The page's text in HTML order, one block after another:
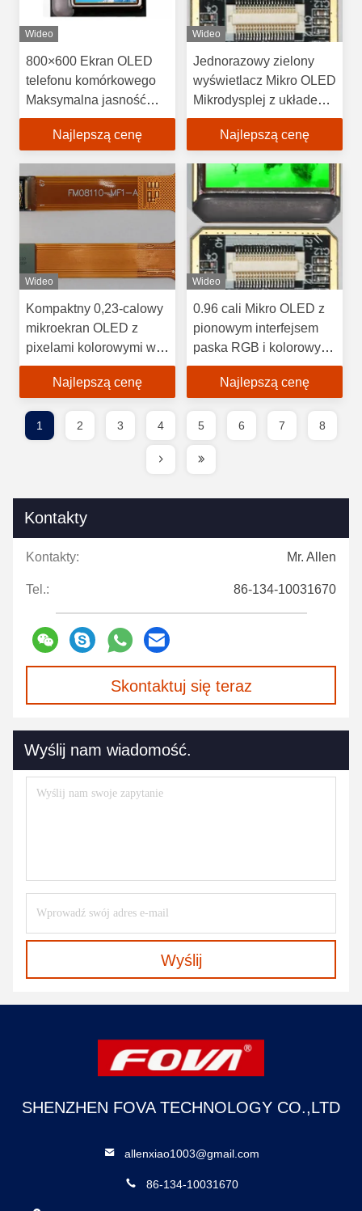
Wideo
800×600 Ekran OLED
telefonu komórkowego
Maksymalna jasność
3000 Cd/m2
Wyświetlacz wysokiej
Najlepszą cenę
Wideo
Jednorazowy zielony
wyświetlacz Mikro OLED
Mikrodysplej z układem
pikseli koloru
kwadratowego i
Najlepszą cenę
Wideo
Kompaktny 0,23-calowy
mikroekran OLED z
pixelami kolorowymi w
pionie RGB i
maksymalną jasnością
Najlepszą cenę
Wideo
0.96 cali Mikro OLED z
pionowym interfejsem
paska RGB i kolorowym
układem pikseli
Najlepszą cenę
1 2 3 4 5 6 7 8
Kontakty
Kontakty: Mr. Allen
Tel.: 86-134-10031670
Skontaktuj się teraz
Wyślij nam wiadomość.
Wyślij
SHENZHEN FOVA TECHNOLOGY CO.,LTD
allenxiao1003@gmail.com
86-134-10031670